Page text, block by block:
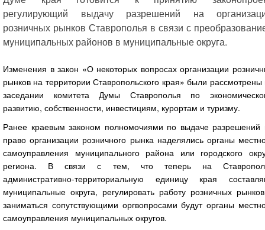
регулирующий выдачу разрешений на
розничных рынков Ставрополья в связи с
муниципальных районов в муниципальные округа.
Изменения в закон «О некоторых вопросах организации
рынков на территории Ставропольского края» были рассмотрены
заседании комитета Думы Ставрополья по
развитию, собственности, инвестициям, курортам и туризму.
Ранее краевым законом полномочиями по выдаче разрешений
право организации розничного рынка наделялись органы
самоуправления муниципального района или городского
региона. В связи с тем, что теперь на
административно-территориальную единицу края
муниципальные округа, регулировать работу розничных
заниматься сопутствующими оргвопросами будут органы
самоуправления муниципальных округов.